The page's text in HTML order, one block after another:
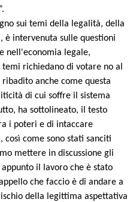
sui temi della legalità, della
è intervenuta sulle questioni
nell'economia legale,
richiedano di votare no al
anche come questa
di cui soffre il sistema
ha sottolineato, il testo
i poteri e di intaccare
così come sono stati sanciti
mettere in discussione gli
il lavoro che è stato
che faccio è di andare a
della legittima aspettativa